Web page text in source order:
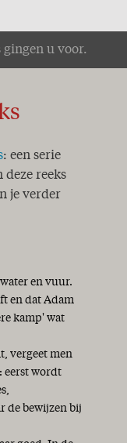
gingen u voor.
: een serie
reeks
je verder
en vuur.
en dat Adam
kamp' wat
vergeet men
eerst wordt
de bewijzen bij